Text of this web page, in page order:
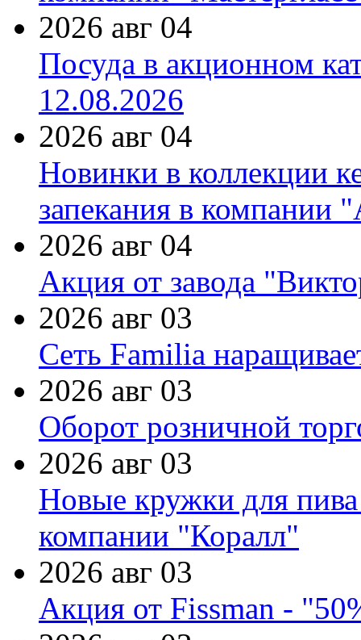
2026 авг 04
Посуда в акционном
12.08.2026
2026 авг 04
Новинки в коллекции
запекания в компании
2026 авг 04
Акция от завода
2026 авг 03
Сеть Familia
2026 авг 03
Оборот розничной
2026 авг 03
Новые кружки для
компании "Коралл"
2026 авг 03
Акция от Fissman -